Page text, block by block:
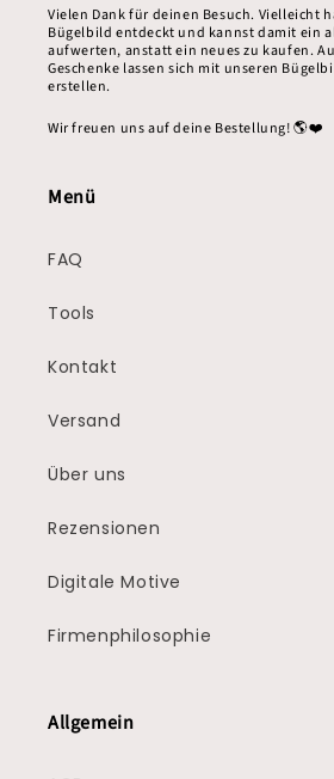
Vielen Dank für deinen Besuch. Vielleicht
Bügelbild entdeckt und kannst damit ein
aufwerten, anstatt ein neues zu kaufen.
Geschenke lassen sich mit unseren
erstellen.
Wir freuen uns auf deine Bestellung! 🌎❤️
Menü
FAQ
Tools
Kontakt
Versand
Über uns
Rezensionen
Digitale Motive
Firmenphilosophie
Allgemein